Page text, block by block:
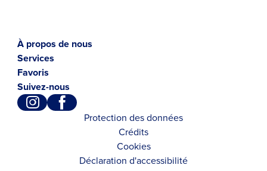
À propos de nous
Services
Favoris
Suivez-nous
Protection des données
Crédits
Cookies
Déclaration d'accessibilité